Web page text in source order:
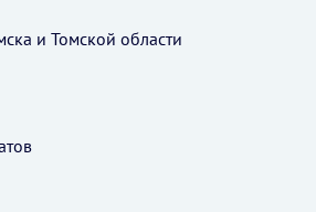
и Томской области